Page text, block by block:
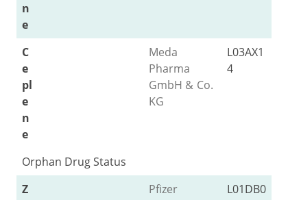
n
e
C
e
pl
e
n
e
Meda
Pharma
GmbH & Co.
KG
L03AX1
4
Orphan Drug Status
Z
Pfizer
L01DB0